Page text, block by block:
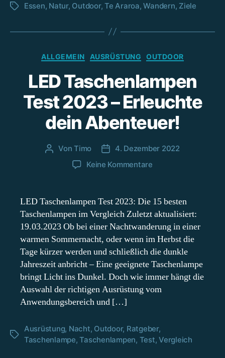
Schlagwörter
Essen, Natur, Outdoor,Te Araroa,Wandern, Ziele
Kategorien
ALLGEMEIN AUSRÜSTUNG OUTDOOR
LED Taschenlampen
Test 2023 – Erleuchte
dein Abenteuer!
Beitragsautor
VonTimo Beitragsdatum
4. Dezember 2022
Keine Kommentarezu
Test
–
Erleuchte
dein
Abenteuer!
LED Taschenlampen Test 2023: Die 15 besten
Taschenlampen im Vergleich Zuletzt aktualisiert:
19.03.2023 Ob bei einer Nachtwanderung in einer
warmen Sommernacht, oder wenn im Herbst die
Tage kürzer werden und schließlich die dunkle
Jahreszeit anbricht – Eine geeignete Taschenlampe
bringt Licht ins Dunkel. Doch wie immer hängt die
Auswahl der richtigen Ausrüstung vom
Anwendungsbereich und […]
Schlagwörter
Ausrüstung, Nacht, Outdoor, Ratgeber,
Taschenlampe,Taschenlampen, Test,Vergleich